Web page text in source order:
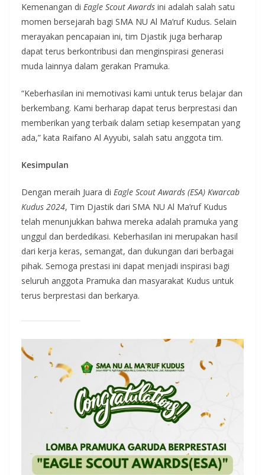
Kemenangan di Eagle Scout Awards ini adalah salah satu
momen bersejarah bagi SMA NU Al Ma’ruf Kudus. Selain
merayakan pencapaian ini, tim Djastik juga berharap
dapat terus berkontribusi dan menginspirasi generasi
muda lainnya dalam gerakan Pramuka.
“Keberhasilan ini memotivasi kami untuk terus belajar dan
berkembang. Kami berharap dapat terus berprestasi dan
memberikan yang terbaik dalam setiap kesempatan yang
ada,” kata Raifano Al Ayyubi, salah satu anggota tim.
Kesimpulan
Dengan meraih Juara di Eagle Scout Awards (ESA) Kwarcab
Kudus 2024, Tim Djastik dari SMA NU Al Ma’ruf Kudus
telah menunjukkan bahwa mereka adalah pramuka yang
unggul dan berdedikasi. Keberhasilan ini merupakan hasil
dari kerja keras, semangat, dan dukungan dari berbagai
pihak. Semoga prestasi ini dapat menjadi inspirasi bagi
seluruh anggota Pramuka dan masyarakat Kudus untuk
terus berprestasi dan berkarya.